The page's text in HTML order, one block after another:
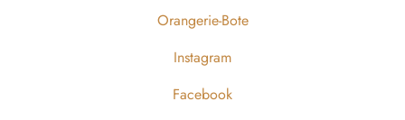
Orangerie-Bote
Instagram
Facebook